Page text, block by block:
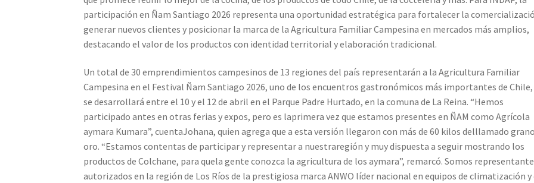
participación en Ñam Santiago 2026 representa una oportunidad estratégica para fortalecer la
generar nuevos clientes y posicionar la marca de la Agricultura Familiar Campesina en mercados más amplios,
destacando el valor de los productos con identidad territorial y elaboración tradicional.
Un total de 30 emprendimientos campesinos de 13 regiones del país representarán a la Agricultura Familiar
Campesina en el Festival Ñam Santiago 2026, uno de los encuentros gastronómicos más importantes de Chile,
se desarrollará entre el 10 y el 12 de abril en el Parque Padre Hurtado, en la comuna de La Reina. “Hemos
participado antes en otras ferias y expos, pero es laprimera vez que estamos presentes en ÑAM como Agrícola
aymara Kumara”, cuentaJohana, quien agrega que a esta versión llegaron con más de 60 kilos delllamado
oro. “Estamos contentas de participar y representar a nuestraregión y muy dispuesta a seguir mostrando los
productos de Colchane, para quela gente conozca la agricultura de los aymara”, remarcó. Somos
autorizados en la región de Los Ríos de la prestigiosa marca ANWO líder nacional en equipos de climatización y